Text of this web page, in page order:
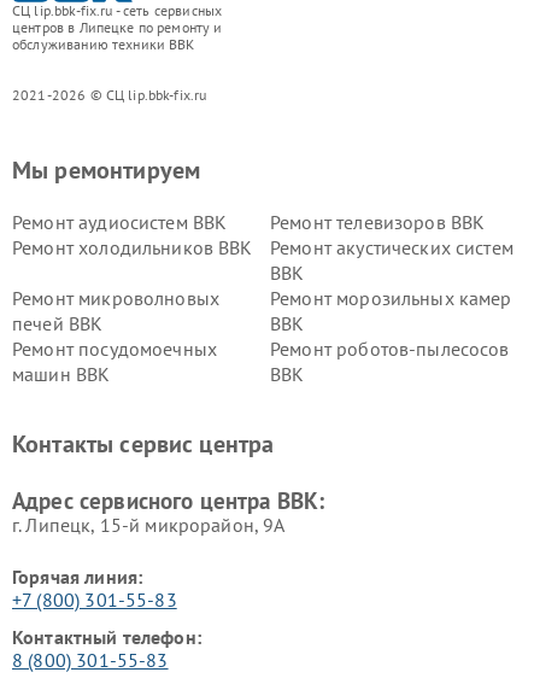
СЦ lip.bbk-fix.ru - сеть сервисных
центров в Липецке по ремонту и
обслуживанию техники BBK
2021-2026 © СЦ lip.bbk-fix.ru
Мы ремонтируем
Ремонт аудиосистем BBK
Ремонт телевизоров BBK
Ремонт холодильников BBK
Ремонт акустических систем
BBK
Ремонт микроволновых
печей BBK
Ремонт морозильных камер
BBK
Ремонт посудомоечных
машин BBK
Ремонт роботов-пылесосов
BBK
Ремонт винных шкафов BBK
Контакты сервис центра
Адрес сервисного центра BBK:
г. Липецк, 15-й микрорайон, 9А
Горячая линия:
+7 (800) 301-55-83
Контактный телефон:
8 (800) 301-55-83